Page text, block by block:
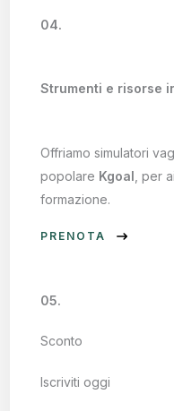
04.
Strumenti e risorse
Offriamo simulatori
popolare Kgoal , per
formazione.
PRENOTA
05.
Sconto
Iscriviti oggi